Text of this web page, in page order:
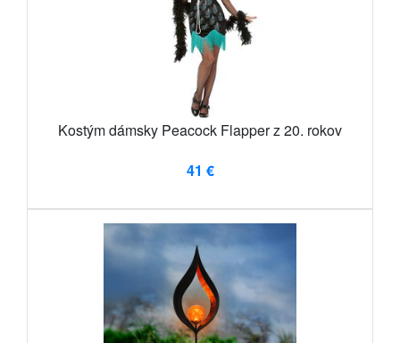
Kostým dámsky Peacock Flapper z 20. rokov
41 €